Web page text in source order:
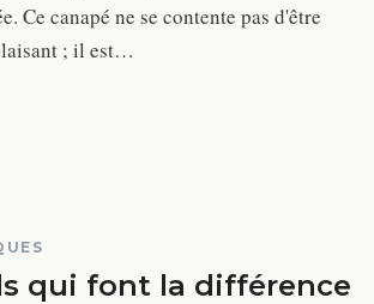
Ce canapé ne se contente pas d'être
; il est…
qui font la différence